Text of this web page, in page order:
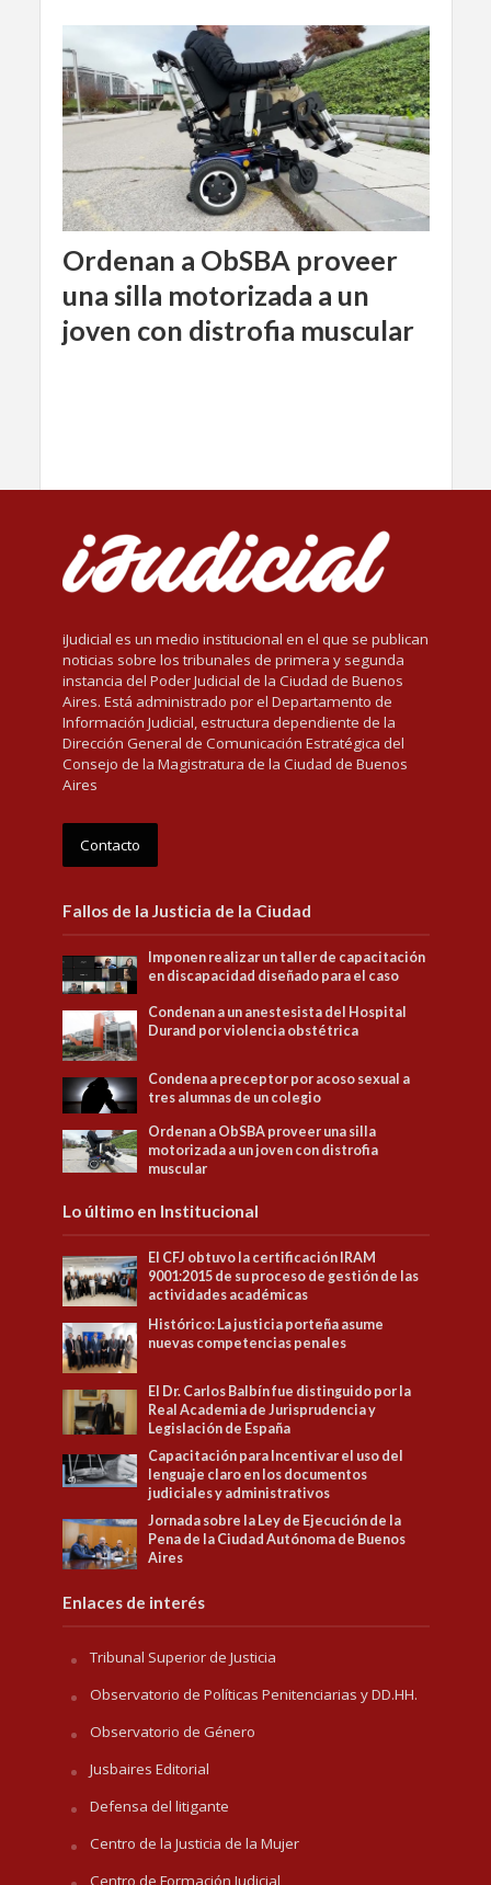
Ordenan a ObSBA proveer
una silla motorizada a un
joven con distrofia muscular
iJudicial es un medio institucional en el que se publican
noticias sobre los tribunales de primera y segunda
instancia del Poder Judicial de la Ciudad de Buenos
Aires. Está administrado por el Departamento de
Información Judicial, estructura dependiente de la
Dirección General de Comunicación Estratégica del
Consejo de la Magistratura de la Ciudad de Buenos
Aires
Contacto
Fallos de la Justicia de la Ciudad
Imponen realizar un taller de capacitación
en discapacidad diseñado para el caso
Condenan a un anestesista del Hospital
Durand por violencia obstétrica
Condena a preceptor por acoso sexual a
tres alumnas de un colegio
Ordenan a ObSBA proveer una silla
motorizada a un joven con distrofia
muscular
Lo último en Institucional
El CFJ obtuvo la certificación IRAM
9001:2015 de su proceso de gestión de las
actividades académicas
Histórico: La justicia porteña asume
nuevas competencias penales
El Dr. Carlos Balbín fue distinguido por la
Real Academia de Jurisprudencia y
Legislación de España
Capacitación para Incentivar el uso del
lenguaje claro en los documentos
judiciales y administrativos
Jornada sobre la Ley de Ejecución de la
Pena de la Ciudad Autónoma de Buenos
Aires
Enlaces de interés
Tribunal Superior de Justicia
Observatorio de Políticas Penitenciarias y DD.HH.
Observatorio de Género
Jusbaires Editorial
Defensa del litigante
Centro de la Justicia de la Mujer
Centro de Formación Judicial